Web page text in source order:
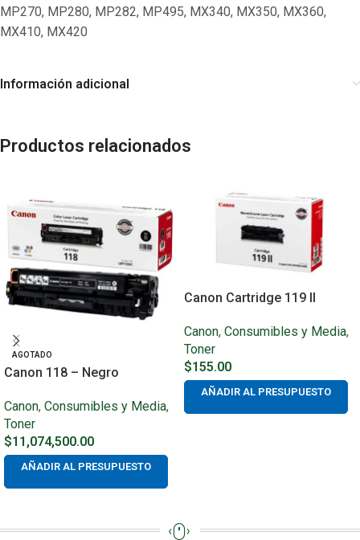
MP270, MP280, MP282, MP495, MX340, MX350, MX360,
MX410, MX420
Información adicional
Productos relacionados
AGOTADO
Canon 118 – Negro
Canon, Consumibles y Media,
Toner
$11,074,500.00
AÑADIR AL PRESUPUESTO
Canon Cartridge 119 II
Canon, Consumibles y Media,
Toner
$155.00
AÑADIR AL PRESUPUESTO